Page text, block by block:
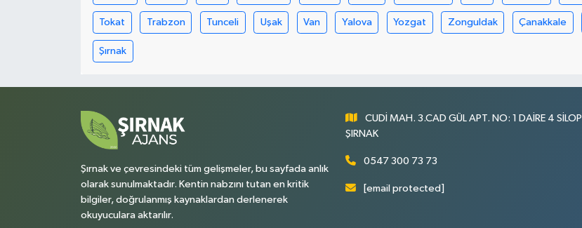
Tokat Trabzon Tunceli Uşak Van Yalova Yozgat Zonguldak Çanakkale
Şırnak
Şırnak ve çevresindeki tüm gelişmeler, bu sayfada anlık
olarak sunulmaktadır. Kentin nabzını tutan en kritik
bilgiler, doğrulanmış kaynaklardan derlenerek
okuyuculara aktarılır.
CUDİ MAH. 3.CAD GÜL APT. NO: 1 DAİRE 4 SİLOPİ
ŞIRNAK
0547 300 73 73
[email protected]